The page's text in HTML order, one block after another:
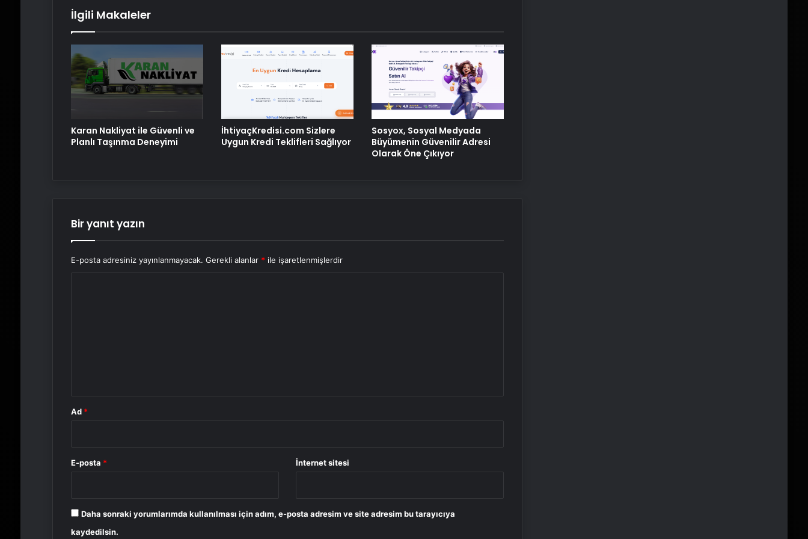
Maması İle Tüm Evcil Hayvan
Ürünleri
Ankara rent a car
İlgili Makaleler
Karan Nakliyat ile Güvenli ve
Planlı Taşınma Deneyimi
İhtiyaçKredisi.com Sizlere
Uygun Kredi Teklifleri Sağlıyor
Sosyox, Sosyal Medyada
Büyümenin Güvenilir Adresi
Olarak Öne Çıkıyor
Bir yanıt yazın
E-posta adresiniz yayınlanmayacak. Gerekli alanlar * ile işaretlenmişlerdir
Ad *
E-posta * İnternet sitesi
Daha sonraki yorumlarımda kullanılması için adım, e-posta adresim ve site adresim bu tarayıcıya
kaydedilsin.